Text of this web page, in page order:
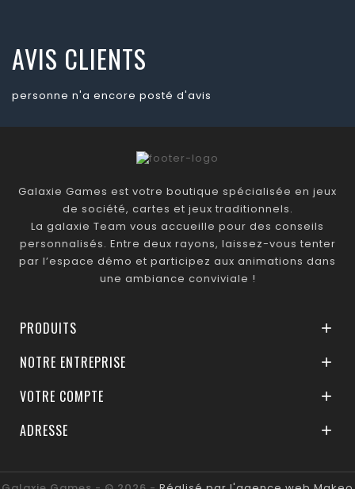
AVIS CLIENTS
personne n'a encore posté d'avis
Galaxie Games est votre boutique spécialisée en jeux
de société, cartes et jeux traditionnels.
La galaxie Team vous accueille pour des conseils
personnalisés. Entre deux rayons, laissez-vous tenter
par l’espace démo et participez aux animations dans
une ambiance conviviale !
PRODUITS 
NOTRE ENTREPRISE 
VOTRE COMPTE 
ADRESSE 